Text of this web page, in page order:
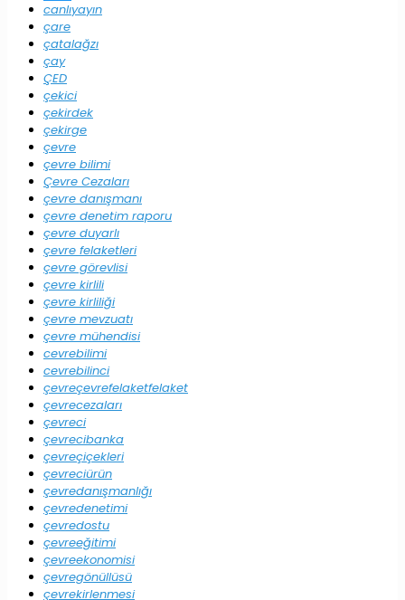
canlıyayın
çare
çatalağzı
çay
ÇED
çekici
çekirdek
çekirge
çevre
çevre bilimi
Çevre Cezaları
çevre danışmanı
çevre denetim raporu
çevre duyarlı
çevre felaketleri
çevre görevlisi
çevre kirlili
çevre kirliliği
çevre mevzuatı
çevre mühendisi
cevrebilimi
cevrebilinci
çevreçevrefelaketfelaket
çevrecezaları
çevreci
çevrecibanka
çevreçiçekleri
çevreciürün
çevredanışmanlığı
çevredenetimi
çevredostu
çevreeğitimi
çevreekonomisi
çevregönüllüsü
çevrekirlenmesi